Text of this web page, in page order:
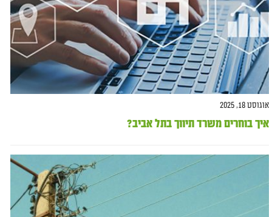
אוגוסט 18, 2025
איך בוחרים משרד תיווך בתל אביב?